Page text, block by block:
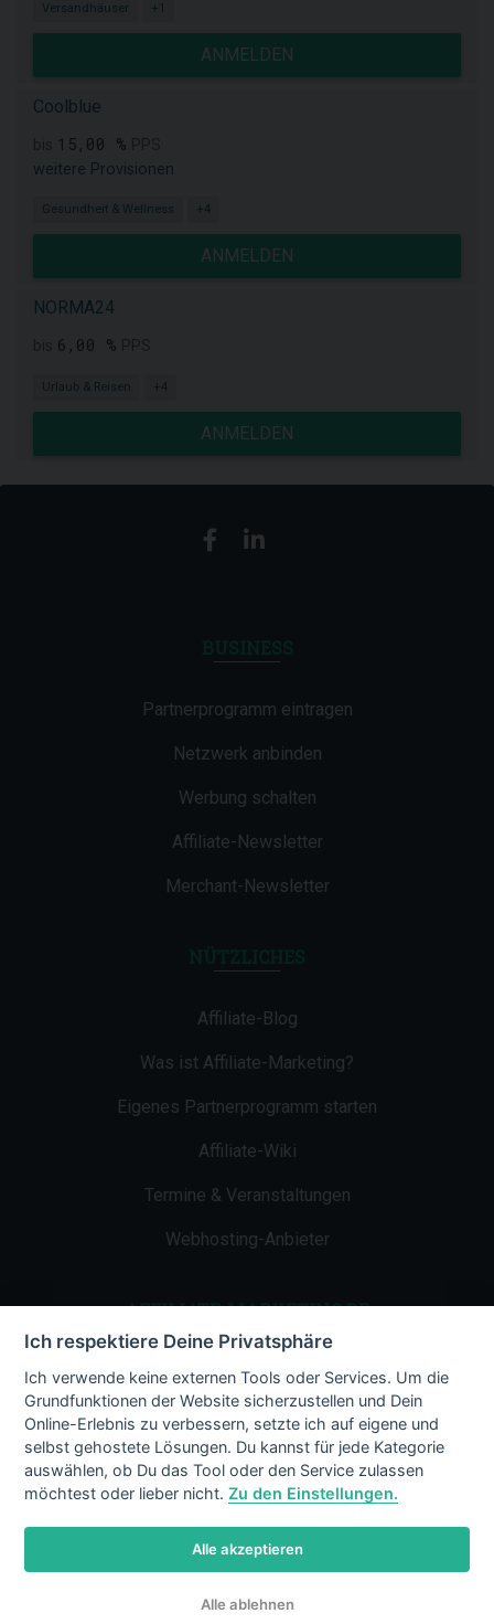
Versandhäuser +1
ANMELDEN
Coolblue
15,00 %
weitere Provisionen
Gesundheit & Wellness +4
ANMELDEN
NORMA24
6,00 %
Urlaub & Reisen +4
ANMELDEN
Partnerprogramm eintragen
Netzwerk anbinden
Werbung schalten
Affiliate-Newsletter
Merchant-Newsletter
Affiliate-Blog
Was ist Affiliate-Marketing?
Eigenes Partnerprogramm starten
Affiliate-Wiki
Termine & Veranstaltungen
Webhosting-Anbieter
AFFILIATE-MARKETING.DE
Impressum
Kontakt
Datenschutz
Marketing.de/ LiMBo v2.8
Ich respektiere Deine Privatsphäre
Ich verwende keine externen Tools oder Services. Um die
Grundfunktionen der Website sicherzustellen und Dein
Online-Erlebnis zu verbessern, setzte ich auf eigene und
selbst gehostete Lösungen. Du kannst für jede Kategorie
auswählen, ob Du das Tool oder den Service zulassen
möchtest oder lieber nicht.Zu den Einstellungen.
Alle akzeptieren
Alle ablehnen